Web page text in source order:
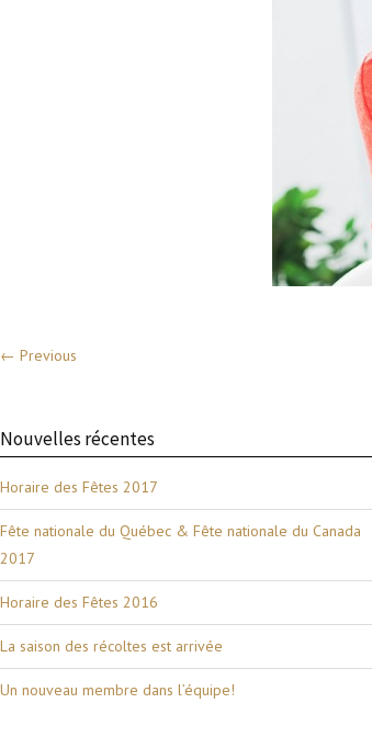
← Previous
Nouvelles récentes
Horaire des Fêtes 2017
Fête nationale du Québec & Fête nationale du Canada
2017
Horaire des Fêtes 2016
La saison des récoltes est arrivée
Un nouveau membre dans l’équipe!